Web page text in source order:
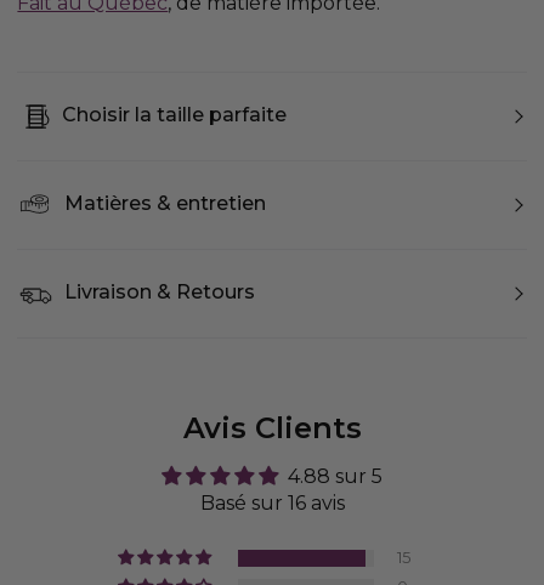
Choisir la taille parfaite
Matières & entretien
Livraison & Retours
Avis Clients
4.88 sur 5
Basé sur 16 avis
15